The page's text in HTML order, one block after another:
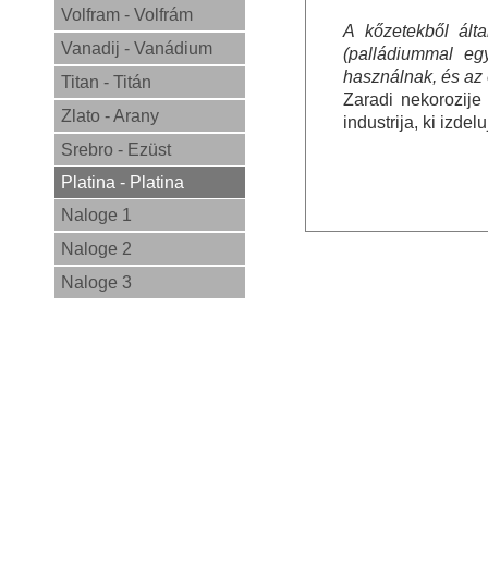
Volfram - Volfrám
Vanadij - Vanádium
Titan - Titán
Zlato - Arany
Srebro - Ezüst
Platina - Platina
Naloge 1
Naloge 2
Naloge 3
A kőzetekből
(palládiummal
használnak, és
Zaradi
industrija, ki